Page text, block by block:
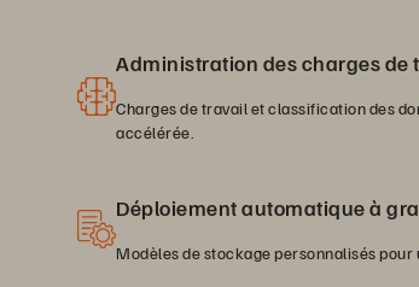
Administration des charges de
Charges de travail et classification des
accélérée.
Déploiement automatique à
Modèles de stockage personnalisés